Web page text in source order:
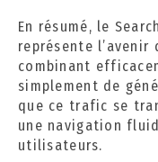
En résumé, le
représente
combinant
simplement de
que ce trafic se
une navigation
utilisateurs.